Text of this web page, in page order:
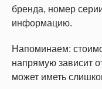
бренда, номер
информацию.
Напоминаем:
напрямую зависит
может иметь